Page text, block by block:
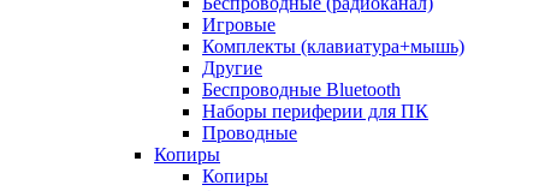
Игровые
Комплекты (клавиатура+мышь)
Другие
Беспроводные Bluetooth
Наборы периферии для ПК
Проводные
Копиры
Копиры